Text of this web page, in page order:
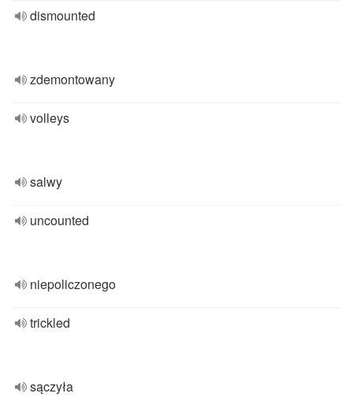
dismounted
zdemontowany
volleys
salwy
uncounted
niepoliczonego
trickled
sączyła